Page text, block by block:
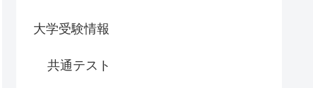
大学受験情報
共通テスト